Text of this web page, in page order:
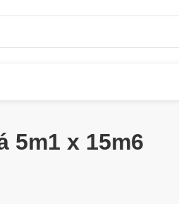
5m1 x 15m6